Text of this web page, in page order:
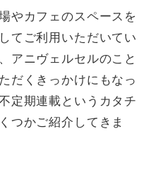
やカフェのスペースを
てご利用いただいてい
アニヴェルセルのこと
だくきっかけにもなっ
定期連載というカタチ
つかご紹介してきま